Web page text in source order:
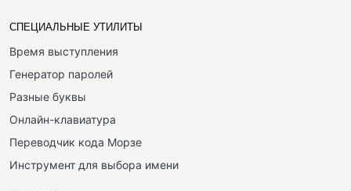
СПЕЦИАЛЬНЫЕ УТИЛИТЫ
Время выступления
Генератор паролей
Разные буквы
Онлайн-клавиатура
Переводчик кода Морзе
Инструмент для выбора имени